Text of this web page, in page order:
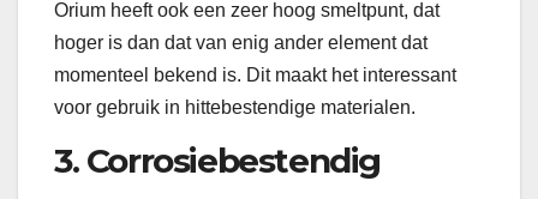
Orium heeft ook een zeer hoog smeltpunt, dat
hoger is dan dat van enig ander element dat
momenteel bekend is. Dit maakt het interessant
voor gebruik in hittebestendige materialen.
3. Corrosiebestendig